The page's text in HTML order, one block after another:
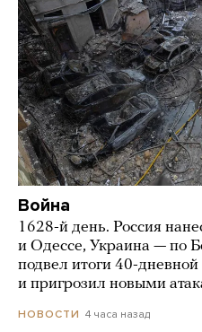
Война
1628-й день. Россия
и Одессе, Украина — по
подвел итоги 40-
и пригрозил новыми
НОВОСТИ 4 часа назад